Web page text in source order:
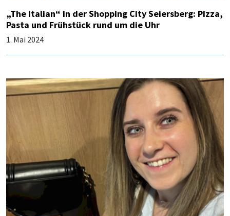
„The Italian“ in der Shopping City Seiersberg: Pizza,
Pasta und Frühstück rund um die Uhr
1. Mai 2024